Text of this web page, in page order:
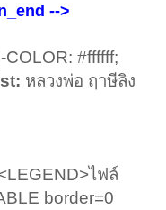
-->
#ffffff;
หลวงพ่อ ฤาษีลิง
ไฟล์
border=0